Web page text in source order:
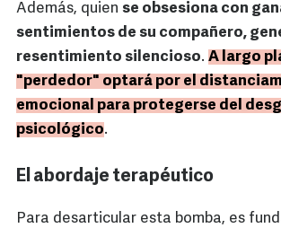
Además, quien se obsesiona con
sentimientos de su compañero,
resentimiento silencioso. A largo
"perdedor" optará por el
emocional para protegerse del
psicológico.
El abordaje terapéutico
Para desarticular esta bomba, es